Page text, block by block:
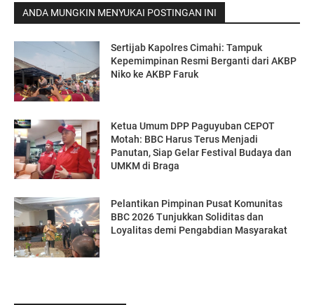
ANDA MUNGKIN MENYUKAI POSTINGAN INI
Sertijab Kapolres Cimahi: Tampuk
Kepemimpinan Resmi Berganti dari AKBP
Niko ke AKBP Faruk
Ketua Umum DPP Paguyuban CEPOT
Motah: BBC Harus Terus Menjadi
Panutan, Siap Gelar Festival Budaya dan
UMKM di Braga
Pelantikan Pimpinan Pusat Komunitas
BBC 2026 Tunjukkan Soliditas dan
Loyalitas demi Pengabdian Masyarakat